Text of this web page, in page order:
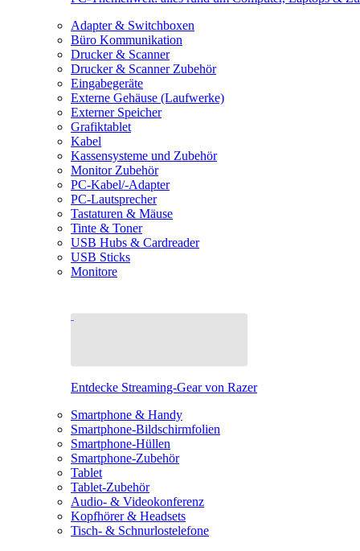
Adapter & Switchboxen
Büro Kommunikation
Drucker & Scanner
Drucker & Scanner Zubehör
Eingabegeräte
Externe Gehäuse (Laufwerke)
Externer Speicher
Grafiktablet
Kabel
Kassensysteme und Zubehör
Monitor Zubehör
PC-Kabel/-Adapter
PC-Lautsprecher
Tastaturen & Mäuse
Tinte & Toner
USB Hubs & Cardreader
USB Sticks
Monitore
Entdecke Streaming-Gear von Razer
Smartphone & Handy
Smartphone-Bildschirmfolien
Smartphone-Hüllen
Smartphone-Zubehör
Tablet
Tablet-Zubehör
Audio- & Videokonferenz
Kopfhörer & Headsets
Tisch- & Schnurlostelefone